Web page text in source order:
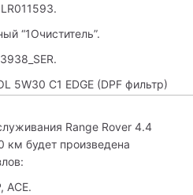
“1Очиститель”.
5W30 C1 EDGE (DPF фильтр)
Range Rover 4.4
км будет произведена
АСЕ.